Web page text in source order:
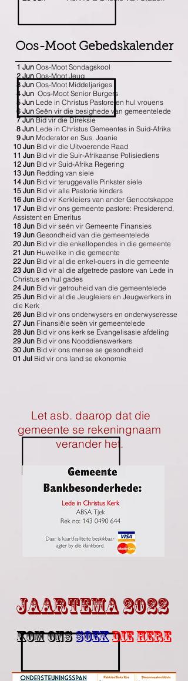
1 Jun Oos-Moot Sondagskool
2 JunOos-Moot Jeug
3 Jun Oos-Moot Middeljariges
4 Jun Oos-Moot Senior Burgers
5 Jun Lede in Christus Pastore en hul vrouens
6 Jun Seën vir die besighede van gemeentelede
7 JunBid vir die Direksie
8 Jun Lede in Christus Gemeentes in Suid-Afrika
9 Jun Moderator en Sus. Joanie
10 Jun Bid vir die Uitvoerende Raad
11 Jun Bid vir die Suir-Afrikaanse Polisiediens
12 Jun Bid vir Suid-Afrika Regering
13 Jun Redding van siele
14 Jun Bid vir teruggevalle Pinkster siele
15 Jun Bid vir alle Pastorie kinders
16 Jun Bid vir Kerkleiers van ander Genootskappe
17 Jun Bid vir ons gemeente pastore: Presiderend,
Assistent en Emeritus
18 Jun Bid vir seën vir Gemeente Finansies
19 Jun Gesondheid van die gemeentelede
20 Jun Bid vir die enkellopendes in die gemeente
21 Jun Huwelike in die gemeente
22 Jun Bid vir al die enkel-ouers in die gemeente
23 Jun Bid vir al die afgetrede pastore van Lede in
Christus en hul gades
24 Jun Bid vir getrouheid van die gemeentelede
25 Jun Bid vir al die Jeugleiers en Jeugwerkers in
die Kerk
26 Jun Bid vir ons onderwysers en onderwyseresse
27 Jun Finansiële seën vir gemeentelede
28 Jun Bid vir ons kerk se Evangelisasie afdeling
29 Jun Bid vir ons Nooddienswerkers
30 Jun Bid vir ons mense se gesondheid
01 Jul Bid vir ons land se ekonomie
Oos-Moot Gebedskalender
Let asb. daarop dat die
gemeente se rekeningnaam
verander het.
JAARTEMA 2022
Kom onssoekDie here